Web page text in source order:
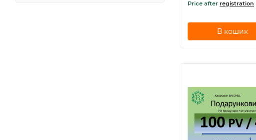
Price after registration
В кошик